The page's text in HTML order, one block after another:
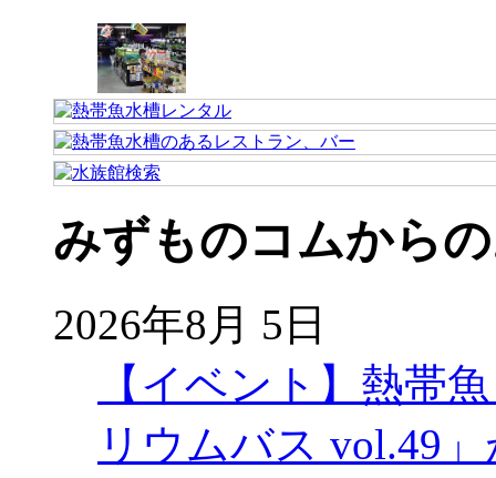
みずものコムから
2026年8月 5日
【イベント】熱帯
リウムバス vol.49